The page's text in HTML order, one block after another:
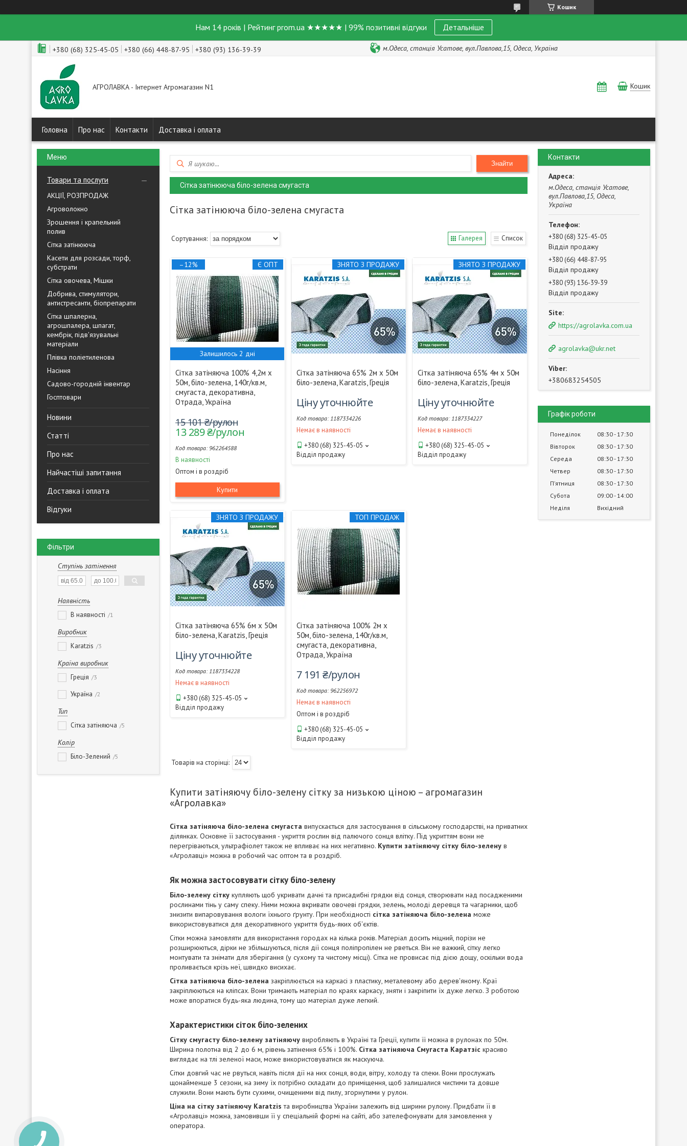
Кошик
Нам 14 років | Рейтинг prom.ua ★★★★★ | 99% позитивні відгуки Детальніше
+380 (68) 325-45-05 +380 (66) 448-87-95 +380 (93) 136-39-39 м.Одеса, станція Усатове, вул.Павлова,15, Одеса, Україна
АГРОЛАВКА - Інтернет Агромагазин N1 Кошик
Головна Про нас Контакти Доставка і оплата
Товари та послуги
АКЦІЇ, РОЗПРОДАЖ
Агроволокно
Зрошення і крапельний
полив
Сітка затінююча
Касети для розсади, торф,
субстрати
Сітка овочева, Мішки
Добрива, стимулятори,
антистресанти, біопрепарати
Сітка шпалерна,
агрошпалера, шпагат,
кембрік, підв'язувальні
матеріали
Плівка поліетиленова
Насіння
Садово-городній інвентар
Госптовари
Новини
Статті
Про нас
Найчастіші запитання
Доставка і оплата
Відгуки
Фільтри
Ступінь затінення
Наявність
В наявності 1
Виробник
Karatzis 3
Країна виробник
Греція 3
Україна 2
Тип
Сітка затіняюча 5
Колір
Біло-Зелений 5
Знайти
Сітка затінююча біло-зелена смугаста
Сітка затінююча біло-зелена смугаста
Галерея Список
–12%
Залишилось 2 дні
Є ОПТ
Сітка затіняюча 100% 4,2м х
50м, біло-зелена, 140г/кв.м,
смугаста, декоративна,
Отрада, Україна
15 101 ₴/рулон
13 289 ₴/рулон
962264588
В наявності
Оптом і в роздріб
Купити
ЗНЯТО З ПРОДАЖУ
Сітка затіняюча 65% 2м х 50м
біло-зелена, Karatzis, Греція
Ціну уточнюйте
1187334226
Немає в наявності
+380 (68) 325-45-05
Відділ продажу
ЗНЯТО З ПРОДАЖУ
Сітка затіняюча 65% 4м х 50м
біло-зелена, Karatzis, Греція
Ціну уточнюйте
1187334227
Немає в наявності
+380 (68) 325-45-05
Відділ продажу
ЗНЯТО З ПРОДАЖУ
Сітка затіняюча 65% 6м х 50м
біло-зелена, Karatzis, Греція
Ціну уточнюйте
1187334228
Немає в наявності
+380 (68) 325-45-05
Відділ продажу
ТОП ПРОДАЖ
Сітка затіняюча 100% 2м х
50м, біло-зелена, 140г/кв.м,
смугаста, декоративна,
Отрада, Україна
7 191 ₴/рулон
962256972
Немає в наявності
Оптом і в роздріб
+380 (68) 325-45-05
Відділ продажу
Купити затіняючу біло-зелену сітку за низькою ціною – агромагазин
«Агролавка»
Сітка затіняюча біло-зелена смугаста випускається для застосування в сільському господарстві, на приватних
ділянках. Основне її застосування - укриття рослин від палючого сонця влітку. Під укриттям вони не
перегріваються, ультрафіолет також не впливає на них негативно. Купити затіняючу сітку біло-зелену в
«Агролавці» можна в робочий час оптом та в роздріб.
Як можна застосовувати сітку біло-зелену
Біло-зелену сітку купляють щоб укривати дачні та присадибні грядки від сонця, створювати над посадженими
рослинами тінь у саму спеку. Ними можна вкривати овочеві грядки, зелень, молоді деревця та чагарники, щоб
знизити випаровування вологи їхнього ґрунту. При необхідності сітка затіняюча біло-зелена може
використовуватися для декоративного укриття будь-яких об'єктів.
Сітки можна замовляти для використання городах на кілька років. Матеріал досить міцний, порізи не
розширюються, дірки не збільшуються, після дії сонця поліпропілен не рветься. Він не важкий, сітку легко
монтувати та знімати для зберігання (у сухому та чистому місці). Сітка не провисає під дією дощу, оскільки вода
проливається крізь неї, швидко висихає.
Сітка затіняюча біло-зелена закріплюється на каркасі з пластику, металевому або дерев'яному. Краї
закріплюються на кліпсах. Вони тримають матеріал по краях каркасу, зняти і закріпити їх дуже легко. З роботою
може впоратися будь-яка людина, тому що матеріал дуже легкий.
Характеристики сіток біло-зелених
Сітку смугасту біло-зелену затіняючу виробляють в Україні та Греції, купити її можна в рулонах по 50м.
Ширина полотна від 2 до 6 м, рівень затінення 65% і 100%. Сітка затіняюча Смугаста Каратзіс красиво
виглядає на тлі зеленої маси, може використовуватися як маскуюча.
Сітки довгий час не рвуться, навіть після дії на них сонця, води, вітру, холоду та спеки. Вони прослужать
щонайменше 3 сезони, на зиму їх потрібно складати до приміщення, щоб залишалися чистими та довше
служили. Вони мають бути сухими, очищеними від пилу, згорнутими у рулон.
Ціна на сітку затіняючу Karatzis та виробництва України залежить від ширини рулону. Придбати її в
«Агролавці» можна, замовивши її у спеціальній формі на сайті, або зателефонувати для замовлення у
оператора.
Контакти
м.Одеса, станція Усатове,
вул.Павлова,15, Одеса,
Україна
+380 (68) 325-45-05
Відділ продажу
+380 (66) 448-87-95
Відділ продажу
+380 (93) 136-39-39
Відділ продажу
https://agrolavka.com.ua
agrolavka@ukr.net
+380683254505
Графік роботи
Понеділок 08:30 17:30
Вівторок
08:30 17:30
Середа
08:30 17:30
Четвер
08:30 17:30
Пʼятниця
08:30 17:30
Субота
09:00 14:00
Неділя
Вихідний